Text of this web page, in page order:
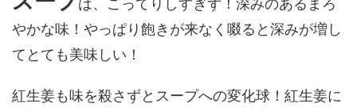
は、こってりしすぎず！深みのあるまろ
やかな味！やっぱり飽きが来なく啜ると深みが増し
てとても美味しい！
紅生姜も味を殺さずとスープへの変化球！紅生姜に